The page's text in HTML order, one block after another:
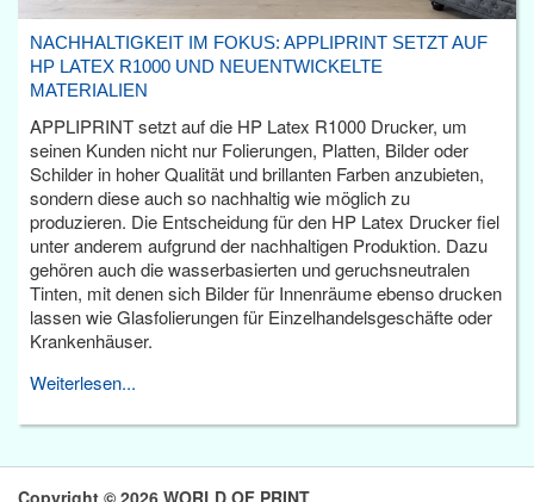
NACHHALTIGKEIT IM FOKUS: APPLIPRINT SETZT AUF
HP LATEX R1000 UND NEUENTWICKELTE
MATERIALIEN
APPLIPRINT setzt auf die HP Latex R1000 Drucker, um
seinen Kunden nicht nur Folierungen, Platten, Bilder oder
Schilder in hoher Qualität und brillanten Farben anzubieten,
sondern diese auch so nachhaltig wie möglich zu
produzieren. Die Entscheidung für den HP Latex Drucker fiel
unter anderem aufgrund der nachhaltigen Produktion. Dazu
gehören auch die wasserbasierten und geruchsneutralen
Tinten, mit denen sich Bilder für Innenräume ebenso drucken
lassen wie Glasfolierungen für Einzelhandelsgeschäfte oder
Krankenhäuser.
Weiterlesen...